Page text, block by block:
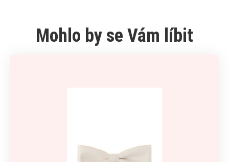
Mohlo by se Vám líbit